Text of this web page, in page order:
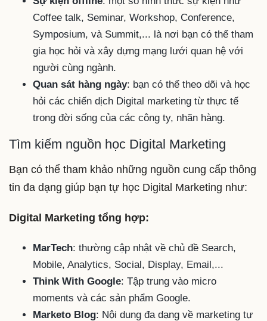
Coffee talk, Seminar, Workshop, Conference,
Symposium, và Summit,... là nơi bạn có thể tham
gia học hỏi và xây dựng mạng lưới quan hệ với
người cùng ngành.
Quan sát hàng ngày: bạn có thể theo dõi và học
hỏi các chiến dịch Digital marketing từ thực tế
trong đời sống của các công ty, nhãn hàng.
Tìm kiếm nguồn học Digital Marketing
Bạn có thể tham khảo những nguồn cung cấp thông
tin đa dạng giúp bạn tự học Digital Marketing như:
Digital Marketing tổng hợp:
MarTech: thường cập nhật về chủ đề Search,
Mobile, Analytics, Social, Display, Email,...
Think With Google: Tập trung vào micro
moments và các sản phẩm Google.
Marketo Blog: Nội dung đa dạng về marketing tự